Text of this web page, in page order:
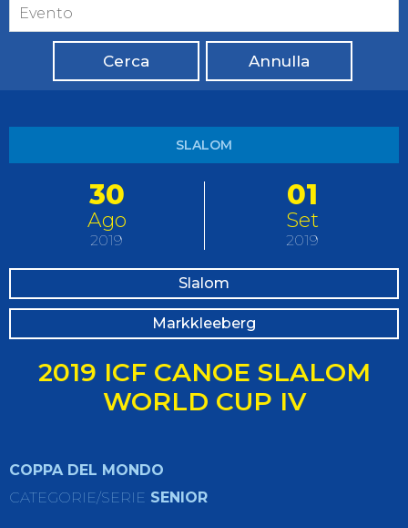
Cerca Annulla
SLALOM
30
Ago
2019
01
Set
2019
Slalom
Markkleeberg
2019 ICF CANOE SLALOM
WORLD CUP IV
COPPA DEL MONDO
CATEGORIE/SERIE SENIOR